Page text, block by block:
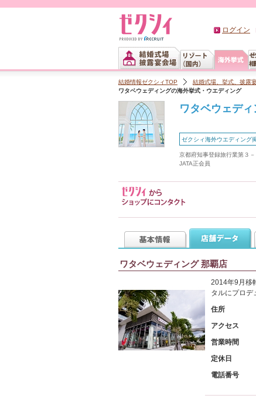
ログイン
結婚情報ゼクシィTOP 結婚式場、挙式、披露
ワタベウェディングの海外挙式・ウエディング
ワタベウェディ
ゼクシィ海外ウエディング
京都府知事登録旅行業第３－
JATA正会員
ワタベウェディング 那覇店
2014年9月移
タルにプロデ
住所
アクセス
営業時間
定休日
電話番号